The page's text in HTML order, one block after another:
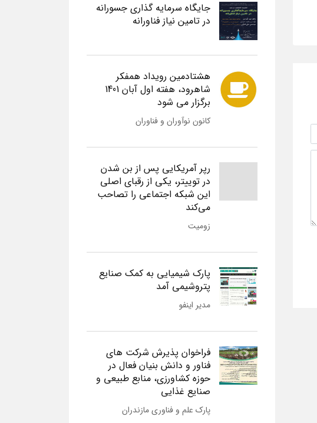
جایگاه سرمایه گذاری جسورانه
در تامین نیاز فناورانه
هشتادمین رویداد همفکر
شاهرود، هفته اول آبان 1401
برگزار می شود
کانون نوآوران و فناوران
رپر آمریکایی پس از بن شدن
در توییتر، یکی از رقبای اصلی
این شبکه اجتماعی را تصاحب
می‌کند
زومیت
پارک شیمیایی به کمک صنایع
پتروشیمی آمد
مدیر اینفو
فراخوان پذیرش شرکت های
فناور و دانش بنیان فعال در
حوزه کشاورزی، منابع طبیعی و
صنایع غذایی
پارک علم و فناوری مازندران